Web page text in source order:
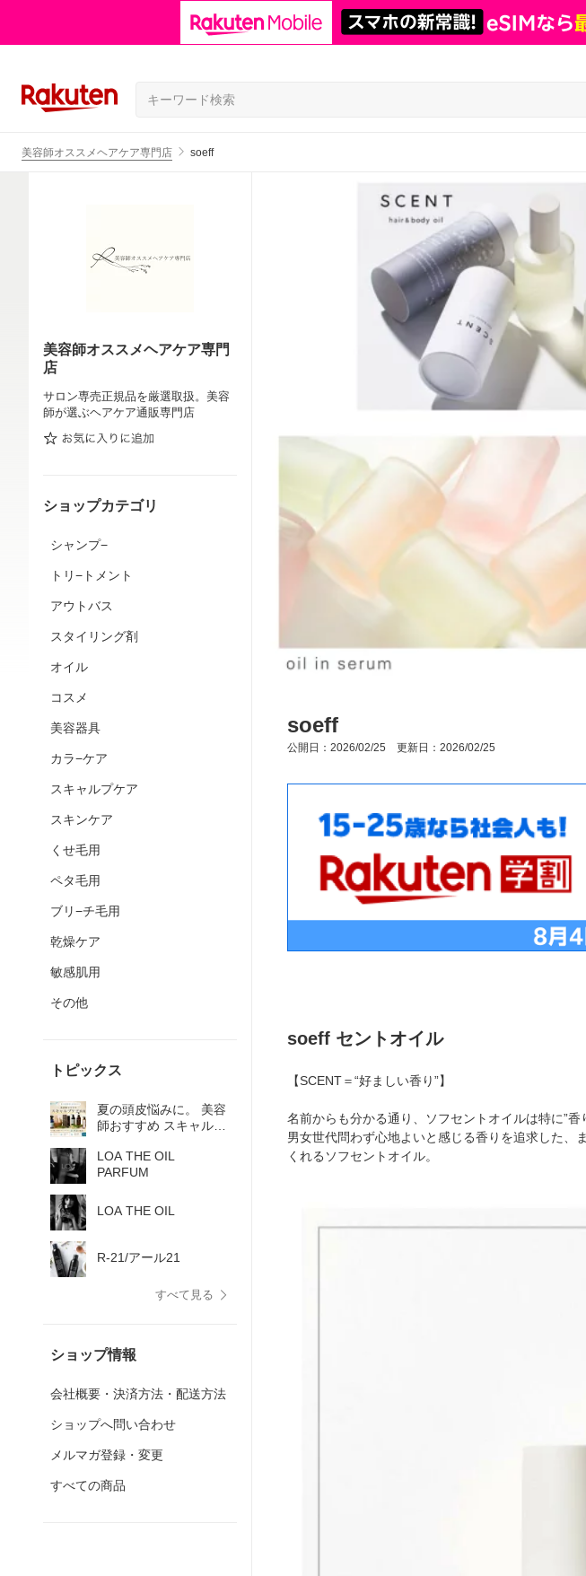
美容師オススメヘアケア専門店 soeff
美容師オススメヘアケア専門
店
サロン専売正規品を厳選取扱。美容
師が選ぶヘアケア通販専門店
ショップカテゴリ
シャンプ−
トリ−トメント
アウトバス
スタイリング剤
オイル
コスメ
美容器具
カラ−ケア
スキャルプケア
スキンケア
くせ毛用
ペタ毛用
ブリ−チ毛用
乾燥ケア
敏感肌用
その他
トピックス
夏の頭皮悩みに。 美容
師おすすめ スキャルプ
LOA THE OIL
PARFUM
LOA THE OIL
R-21/アール21
すべて見る
ショップ情報
会社概要・決済方法・配送方法
ショップへ問い合わせ
メルマガ登録・変更
すべての商品
soeff
公開日：2026/02/25 更新日：2026/02/25
soeff セントオイル
【SCENT＝“好ましい香り”】
名前からも分かる通り、ソフセントオイルは特に”香
男女世代問わず心地よいと感じる香りを追求した、
くれるソフセントオイル。